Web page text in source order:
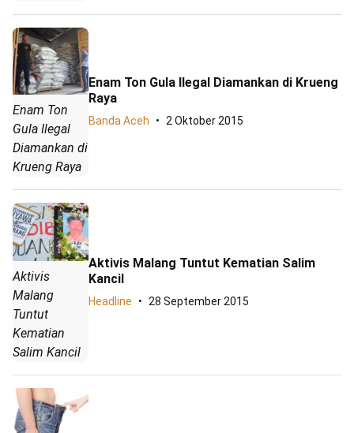
Enam Ton
Gula Ilegal
Diamankan di
Krueng Raya
Enam Ton Gula Ilegal Diamankan di Krueng
Raya
Banda Aceh 2 Oktober 2015
Aktivis
Malang
Tuntut
Kematian
Salim Kancil
Aktivis Malang Tuntut Kematian Salim
Kancil
Headline 28 September 2015